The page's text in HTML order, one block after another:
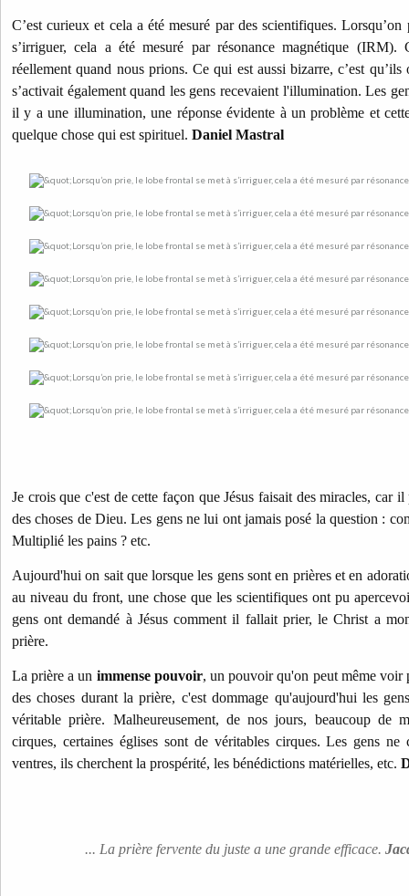
C’est curieux et cela a été mesuré par des scientifiques.
s’irriguer, cela a été mesuré par résonance magnétique (IRM).
réellement quand nous prions. Ce qui est aussi bizarre, c’est qu’ils
s’activait également quand les gens recevaient l'illumination. Les
il y a une illumination, une réponse évidente à un problème et
quelque chose qui est spirituel. Daniel Mastral
Je crois que c'est de cette façon que Jésus faisait des miracles, car
des choses de Dieu. Les gens ne lui ont jamais posé la question :
Multiplié les pains ? etc.
Aujourd'hui on sait que lorsque les gens sont en prières et en
au niveau du front, une chose que les scientifiques ont pu
gens ont demandé à Jésus comment il fallait prier, le Christ a
prière.
La prière a un immense pouvoir, un pouvoir qu'on peut même voir
des choses durant la prière, c'est dommage qu'aujourd'hui les
véritable prière. Malheureusement, de nos jours, beaucoup de
cirques, certaines églises sont de véritables cirques. Les gens ne
ventres, ils cherchent la prospérité, les bénédictions matérielles, etc.
... La prière fervente du juste a une grande efficace.